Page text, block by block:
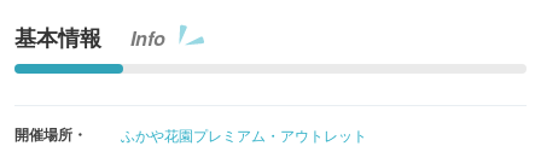
「ドラゴンクエスト」の装飾と共に、ホリデーシーズンの
ショッピングを楽しんでみてはいかがでしょうか。
基本情報 Info
開催場所・
ふかや花園プレミアム・アウトレット